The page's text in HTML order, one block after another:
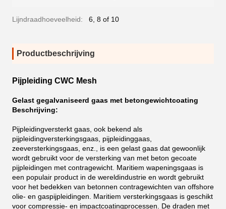
Lijndraadhoeveelheid: 6, 8 of 10
Productbeschrijving
Pijpleiding CWC Mesh
Gelast gegalvaniseerd gaas met betongewichtcoating
Beschrijving:
Pijpleidingversterkt gaas, ook bekend als
pijpleidingversterkingsgaas, pijpleidinggaas,
zeeversterkingsgaas, enz., is een gelast gaas dat gewoonlijk
wordt gebruikt voor de versterking van met beton gecoate
pijpleidingen met contragewicht. Maritiem wapeningsgaas is
een populair product in de wereldindustrie en wordt gebruikt
voor het bedekken van betonnen contragewichten van offshore
olie- en gaspijpleidingen. Maritiem versterkingsgaas is geschikt
voor compressie- en impactcoatingprocessen. De draden met